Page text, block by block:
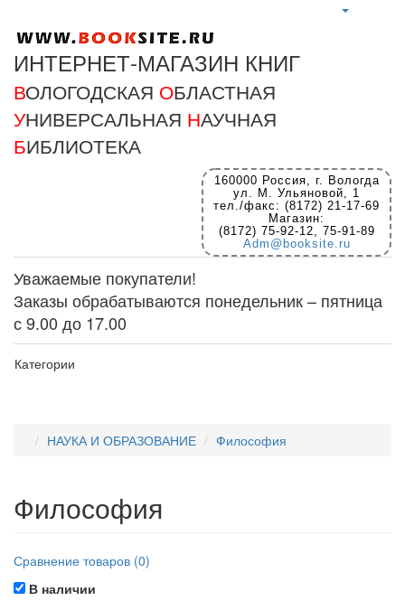
ИНТЕРНЕТ-МАГАЗИН КНИГ
ВОЛОГОДСКАЯ ОБЛАСТНАЯ
УНИВЕРСАЛЬНАЯ НАУЧНАЯ
БИБЛИОТЕКА
160000 Россия, г. Вологда
ул. М. Ульяновой, 1
тел./факс: (8172) 21-17-69
Магазин:
(8172) 75-92-12, 75-91-89
Adm@booksite.ru
Уважаемые покупатели!
Заказы обрабатываются понедельник – пятница
с 9.00 до 17.00
Категории
НАУКА И ОБРАЗОВАНИЕ Философия
Философия
Сравнение товаров (0)
В наличии